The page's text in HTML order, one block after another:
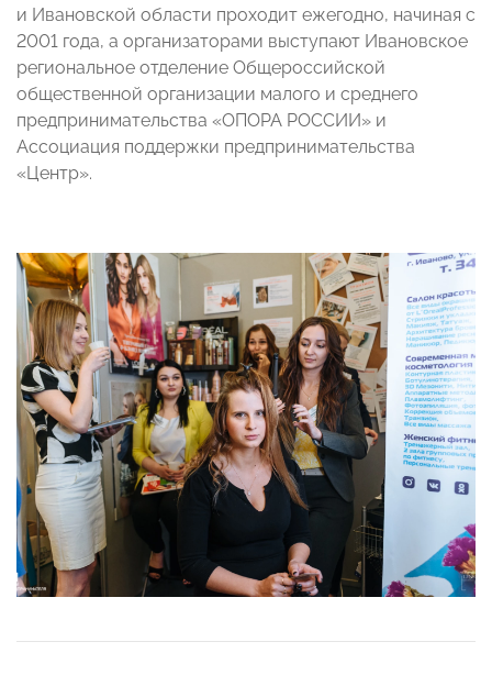
и Ивановской области проходит ежегодно, начиная с
2001 года, а организаторами выступают Ивановское
региональное отделение Общероссийской
общественной организации малого и среднего
предпринимательства «ОПОРА РОССИИ» и
Ассоциация поддержки предпринимательства
«Центр».